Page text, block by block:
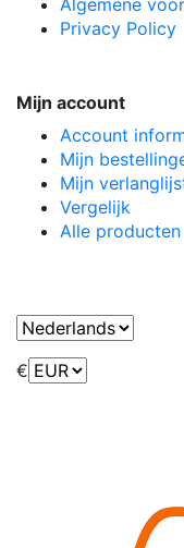
Algemene
Privacy Policy
Mijn account
Account
Mijn
Mijn
Vergelijk
Alle producten
€